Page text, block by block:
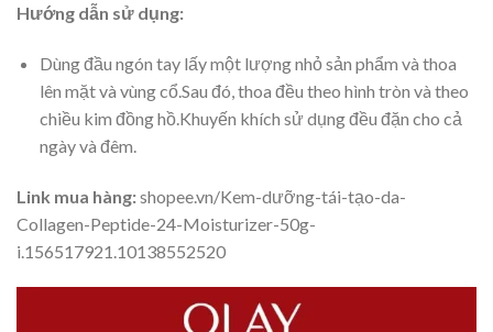
Hướng dẫn sử dụng:
Dùng đầu ngón tay lấy một lượng nhỏ sản phẩm và thoa
lên mặt và vùng cổ.Sau đó, thoa đều theo hình tròn và theo
chiều kim đồng hồ.Khuyến khích sử dụng đều đặn cho cả
ngày và đêm.
Link mua hàng:shopee.vn/Kem-dưỡng-tái-tạo-da-
Collagen-Peptide-24-Moisturizer-50g-
i.156517921.10138552520